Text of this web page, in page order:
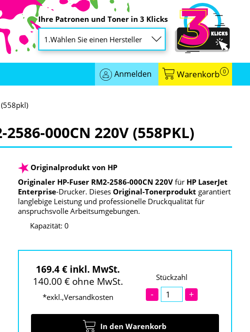
Ihre Patronen und Toner in 3 Klicks
Anmelden Warenkorb 0
000CN 220V (558PKL)
Originalprodukt von HP
Originaler HP-Fuser RM2-2586-000CN 220Vfür HP LaserJet
Enterprise-Drucker. Dieses Original-Tonerprodukt garantiert
langlebige Leistung und professionelle Druckqualität für
anspruchsvolle Arbeitsumgebungen.
Kapazität: 0
169.4 € inkl. MwSt.
140.00 € ohne MwSt.
*exkl.,Versandkosten
Stückzahl
- +
In den Warenkorb